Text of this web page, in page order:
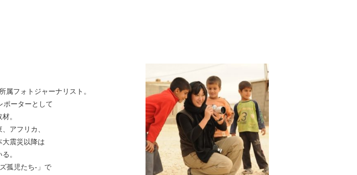
属フォトジャーナリスト。
ポーターとして
。
アフリカ、
大震災以降は
。
孤児たち-」で